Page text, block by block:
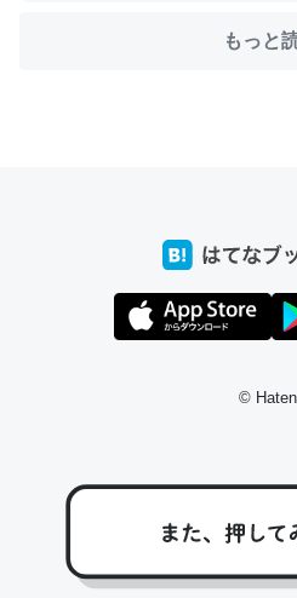
それを実質100倍以上に伸ばす
コミュニケーションが劇的に変化し
たいなのでネット環境作ったけ
回線代ほとんどかからないです
https://
もっと
©